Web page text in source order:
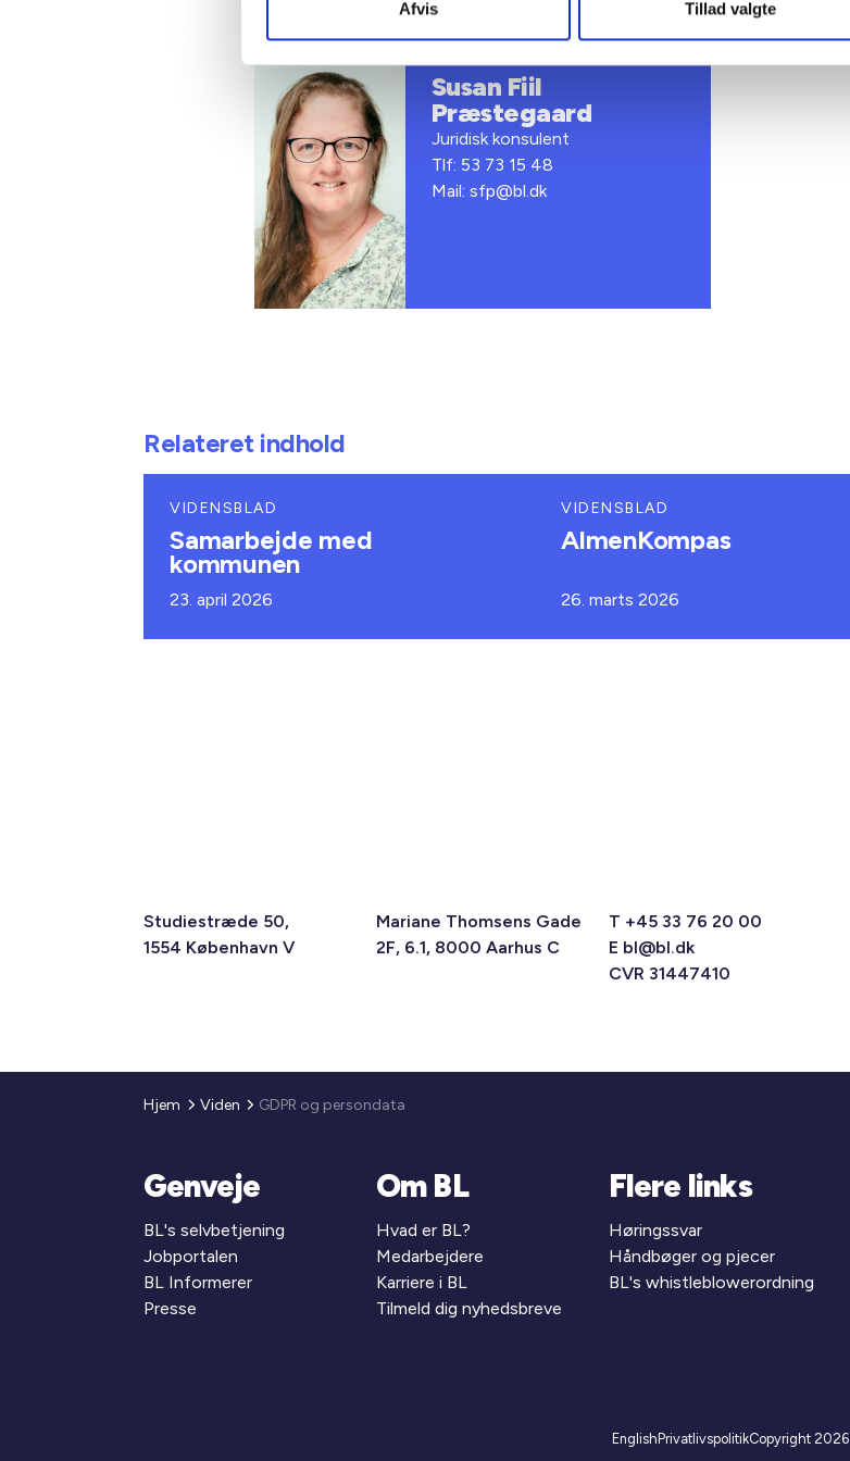
Afvis Tillad valgte
Kontakt
Susan Fiil
Præstegaard
Juridisk konsulent
Tlf: 53 73 15 48
Mail: sfp@bl.dk
Relateret indhold
VIDENSBLAD
Samarbejde med
kommunen
23. april 2026
VIDENSBLAD
AlmenKompas
26. marts 2026
Studiestræde 50,
1554 København V
Mariane Thomsens Gade
2F, 6.1, 8000 Aarhus C
T +45 33 76 20 00
E bl@bl.dk
CVR 31447410
Hjem Viden GDPR og persondata
Genveje
BL's selvbetjening
Jobportalen
BL Informerer
Presse
Om BL
Hvad er BL?
Medarbejdere
Karriere i BL
Tilmeld dig nyhedsbreve
Flere links
Høringssvar
Håndbøger og pjecer
BL's whistleblowerordning
EnglishPrivatlivspolitikCopyright 2026